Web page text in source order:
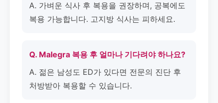
A. 가벼운 식사 후 복용을 권장하며, 공복에도
복용 가능합니다. 고지방 식사는 피하세요.
Q. Malegra 복용 후 얼마나 기다려야 하나요?
A. 젊은 남성도 ED가 있다면 전문의 진단 후
처방받아 복용할 수 있습니다.